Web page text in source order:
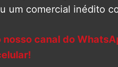
um comercial inédito
nosso canal do